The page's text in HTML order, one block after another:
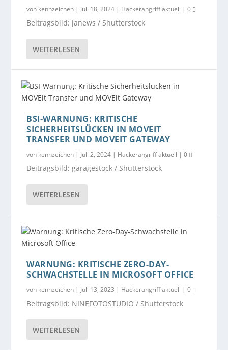
von kennzeichen | Juli 18, 2024 | Hackerangriff aktuell |0
Beitragsbild: janews / Shutterstock
WEITERLESEN
BSI-WARNUNG: KRITISCHE
SICHERHEITSLÜCKEN IN MOVEIT
TRANSFER UND MOVEIT GATEWAY
von kennzeichen | Juli 2, 2024 | Hackerangriff aktuell |0
Beitragsbild: garagestock / Shutterstock
WEITERLESEN
WARNUNG: KRITISCHE ZERO-DAY-
SCHWACHSTELLE IN MICROSOFT OFFICE
von kennzeichen | Juli 13, 2023 | Hackerangriff aktuell |0
Beitragsbild: NINEFOTOSTUDIO / Shutterstock
WEITERLESEN